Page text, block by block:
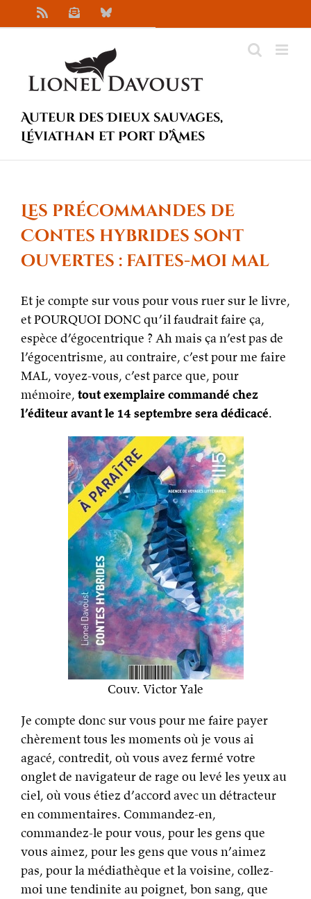
au
NewsletterBluesky
Auteur des Dieux sauvages,
Léviathan et Port d’Âmes
Les précommandes de
Contes hybrides sont
ouvertes : faites-moi mal
Et je compte sur vous pour vous ruer sur le livre,
et POURQUOI DONC qu’il faudrait faire ça,
espèce d’égocentrique ? Ah mais ça n’est pas de
l’égocentrisme, au contraire, c’est pour me faire
MAL, voyez-vous, c’est parce que, pour
mémoire, tout exemplaire commandé chez
l’éditeur avant le 14 septembre sera dédicacé.
Couv. Victor Yale
Je compte donc sur vous pour me faire payer
chèrement tous les moments où je vous ai
agacé, contredit, où vous avez fermé votre
onglet de navigateur de rage ou levé les yeux au
ciel, où vous étiez d’accord avec un détracteur
en commentaires. Commandez-en,
commandez-le pour vous, pour les gens que
vous aimez, pour les gens que vous n’aimez
pas, pour la médiathèque et la voisine, collez-
moi une tendinite au poignet, bon sang, que